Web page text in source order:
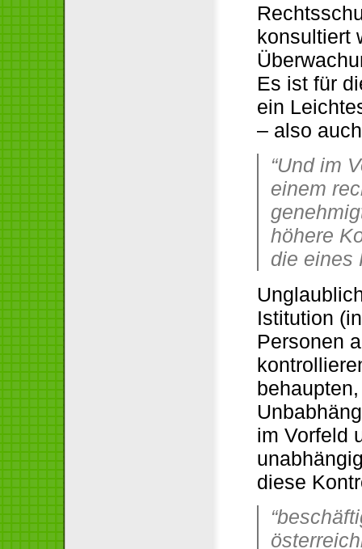
konsultiert
Es ist für
ein
– also
“Und im
einem
höhere
die eines
Istitution
Personen
im Vorfeld
diese